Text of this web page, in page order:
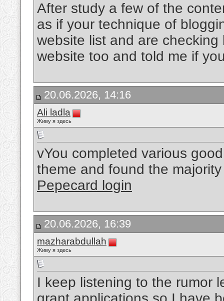
After study a few of the
as if your technique of
website list and are
website too and told me if
20.06.2026, 14:16
Ali ladla
Живу я здесь
vYou completed various
theme and found the
Pepecard login
20.06.2026, 16:39
mazharabdullah
Живу я здесь
I keep listening to the rumor